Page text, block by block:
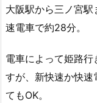
大阪駅から三ノ宮
速電車で約28分。
電車によって姫路行
すが、新快速か快速
てもOK。